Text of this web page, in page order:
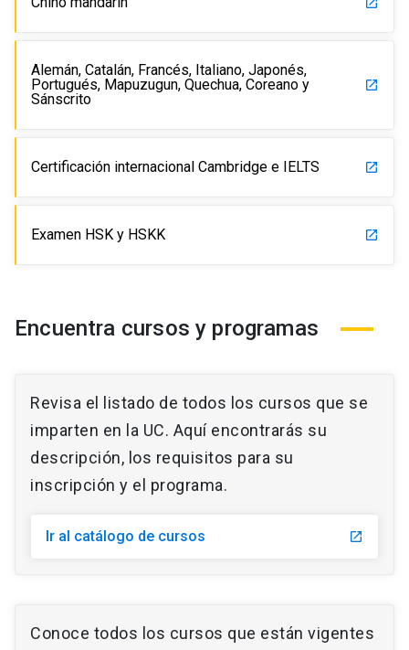
Alemán, Catalán, Francés, Italiano, Japonés,
Portugués, Mapuzugun, Quechua, Coreano y
Sánscrito
launch
Certificación internacional Cambridge e IELTS launch
Examen HSK y HSKK launch
Encuentra cursos y programas
Revisa el listado de todos los cursos que se
imparten en la UC. Aquí encontrarás su
descripción, los requisitos para su
inscripción y el programa.
Ir al catálogo de cursos launch
Conoce todos los cursos que están vigentes